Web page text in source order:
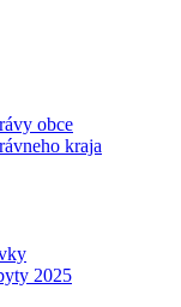
obce
kraja
2025